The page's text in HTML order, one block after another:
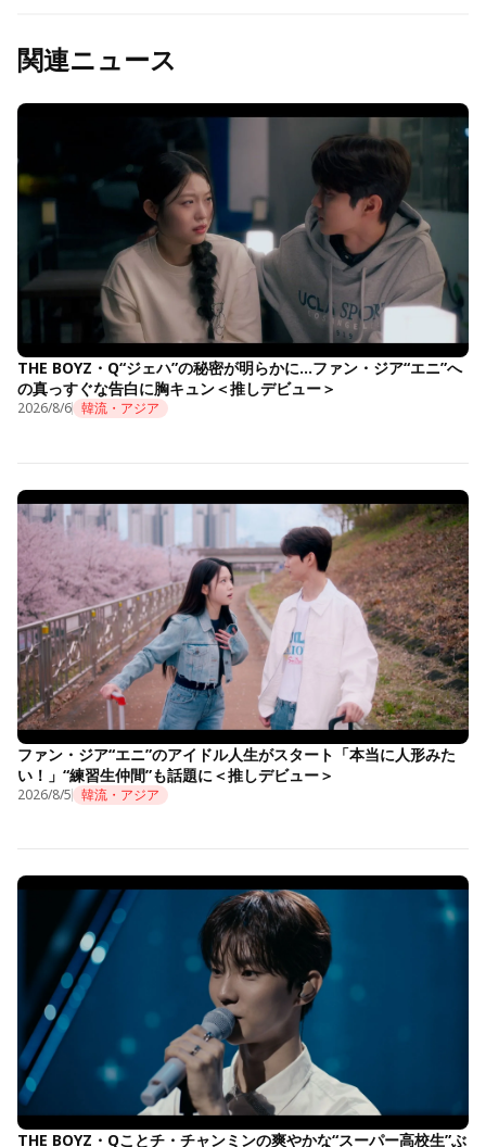
関連ニュース
THE BOYZ・Q“ジェハ”の秘密が明らかに…ファン・ジア“エニ”へ
の真っすぐな告白に胸キュン＜推しデビュー＞
2026/8/6 韓流・アジア
ファン・ジア“エニ”のアイドル人生がスタート「本当に人形みた
い！」“練習生仲間”も話題に＜推しデビュー＞
2026/8/5 韓流・アジア
THE BOYZ・Qことチ・チャンミンの爽やかな“スーパー高校生”ぶ